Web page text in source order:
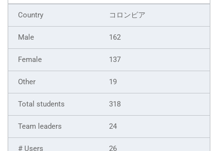
コロンビア
162
137
19
318
24
26